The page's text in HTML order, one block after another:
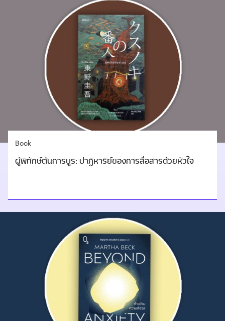
Book
ผู้พิทักษ์ต้นการบูร: ปาฏิหาริย์ของการสื่อสารด้วยหัวใจ